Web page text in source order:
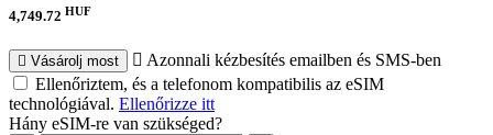
4,749.72 HUF
Vásárolj most
Azonnali kézbesítés emailben és SMS-ben
Ellenőriztem, és a telefonom kompatibilis az eSIM
technológiával. Ellenőrizze itt
Hány eSIM-re van szükséged?